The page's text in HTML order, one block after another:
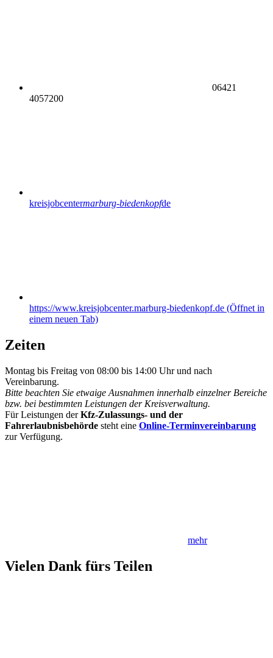
06421
4057200
kreisjobcentermarburg-biedenkopfde
https://www.kreisjobcenter.marburg-biedenkopf.de (Öffnet in
einem neuen Tab)
Zeiten
Montag bis Freitag von 08:00 bis 14:00 Uhr und nach
Vereinbarung.
Bitte beachten Sie etwaige Ausnahmen innerhalb einzelner Bereiche
bzw. bei bestimmten Leistungen der Kreisverwaltung.
Für Leistungen derKfz-Zulassungs- und der
Fahrerlaubnisbehörde steht eine Online-Terminvereinbarung
zur Verfügung.
mehr
Vielen Dank fürs Teilen